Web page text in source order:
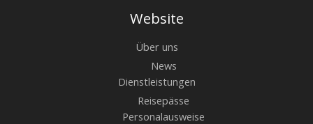
Website
Über uns
News
Dienstleistungen
Reisepässe
Personalausweise